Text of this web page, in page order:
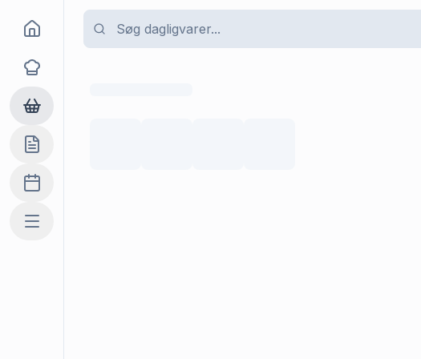
Goma
Opskrifter
Dagligvarer
Indkøbslisten
Madplan
Mere